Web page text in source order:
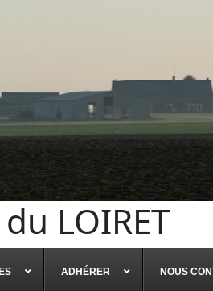
LOIRET
ADHÉRER NOUS